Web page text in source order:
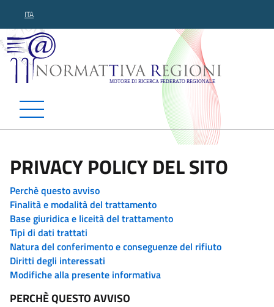
ITA
Normattiva Regioni -
PRIVACY POLICY DEL SITO
Perchè questo avviso
Finalità e modalità del trattamento
Base giuridica e liceità del trattamento
Tipi di dati trattati
Natura del conferimento e conseguenze del rifiuto
Diritti degli interessati
Modifiche alla presente informativa
PERCHÈ QUESTO AVVISO